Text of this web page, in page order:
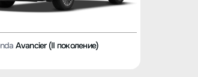
Avancier (II поколение)